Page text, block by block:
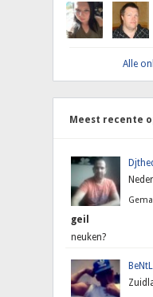
Alle
Meest recente
geil
neuken?